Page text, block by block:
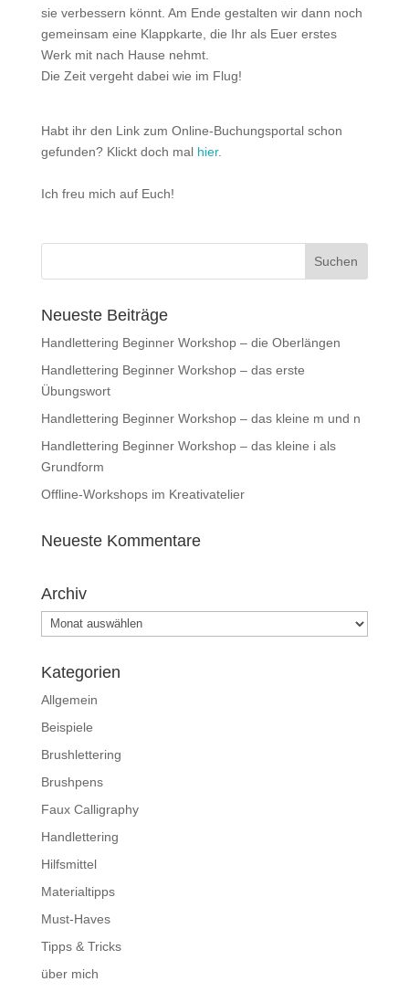
sie verbessern könnt. Am Ende gestalten wir dann noch
gemeinsam eine Klappkarte, die Ihr als Euer erstes
Werk mit nach Hause nehmt.
Die Zeit vergeht dabei wie im Flug!
Habt ihr den Link zum Online-Buchungsportal schon
gefunden? Klickt doch mal hier.
Ich freu mich auf Euch!
Neueste Beiträge
Handlettering Beginner Workshop – die Oberlängen
Handlettering Beginner Workshop – das erste
Übungswort
Handlettering Beginner Workshop – das kleine m und n
Handlettering Beginner Workshop – das kleine i als
Grundform
Offline-Workshops im Kreativatelier
Neueste Kommentare
Archiv
Archiv
Kategorien
Allgemein
Beispiele
Brushlettering
Brushpens
Faux Calligraphy
Handlettering
Hilfsmittel
Materialtipps
Must-Haves
Tipps & Tricks
über mich